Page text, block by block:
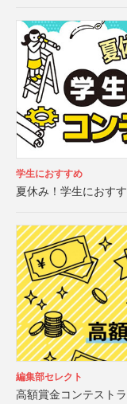
学生におすすめ
夏休み！学生におす
編集部セレクト
高額賞金コンテスト